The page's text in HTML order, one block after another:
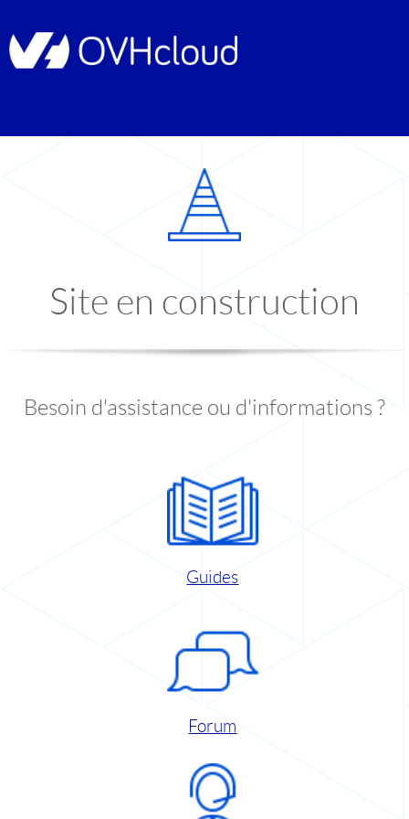
Site en construction
Besoin d'assistance ou d'informations ?
Guides
Forum